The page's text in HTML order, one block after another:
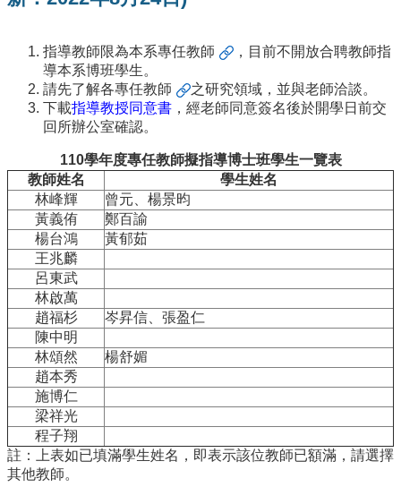
頁
大
院
醫
工
學
院
聯
絡
我
們
意
見
信
箱
English
公
告
事
項
指導教師限為本系專任教師
，目前不開放合聘教師指
導本系博班學生。
請先了解各專任教師
之研究領域，並與老師洽談。
下載指導教授同意書 ，經老師同意簽名後於開學日前交
回所辦公室確認。
110學年度專任教師擬指導博士班學生一覽表
教師姓名
學生姓名
林峰輝
曾元、楊景昀
黃義侑
鄭百諭
楊台鴻
黃郁茹
王兆麟
呂東武
林啟萬
趙福杉
岑昇信、張盈仁
陳中明
林頌然
楊舒媚
趙本秀
施博仁
梁祥光
程子翔
註：上表如已填滿學生姓名，即表示該位教師已額滿，請選擇
其他教師。